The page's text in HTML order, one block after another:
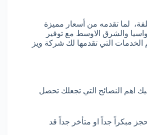
لما تقدمه من أسعار مميزة
والشرق الاوسط مع توفير
التي تقدمها لك شركة ويز
تصل إلى 70٪، واليك اهم النصائح التي تجعلك تحصل
مبكراً جداً او متأخر جداً قد